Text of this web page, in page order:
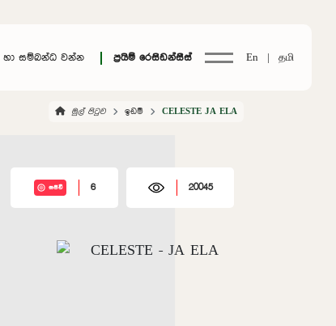
හා සම්බන්ධ වන්න ප්‍රයිම් රෙසිඩන්සීස් En | தமி
මුල් පිටුව ඉඩම් CELESTE JA ELA
සජීවී 6 20045